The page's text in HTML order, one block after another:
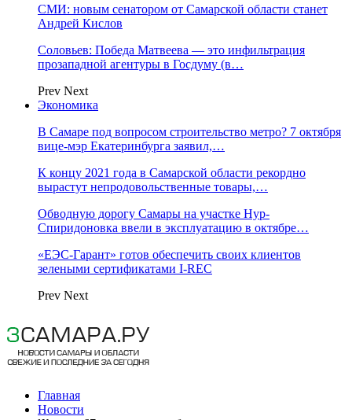
СМИ: новым сенатором от Самарской области станет
Андрей Кислов
Соловьев: Победа Матвеева — это инфильтрация
прозападной агентуры в Госдуму (в…
Prev Next
Экономика
В Самаре под вопросом строительство метро? 7 октября
вице-мэр Екатеринбурга заявил,…
К концу 2021 года в Самарской области рекордно
вырастут непродовольственные товары,…
Обводную дорогу Самары на участке Нур-
Спиридоновка ввели в эксплуатацию в октябре…
«ЕЭС-Гарант» готов обеспечить своих клиентов
зелеными сертификатами I-REC
Prev Next
Главная
Новости